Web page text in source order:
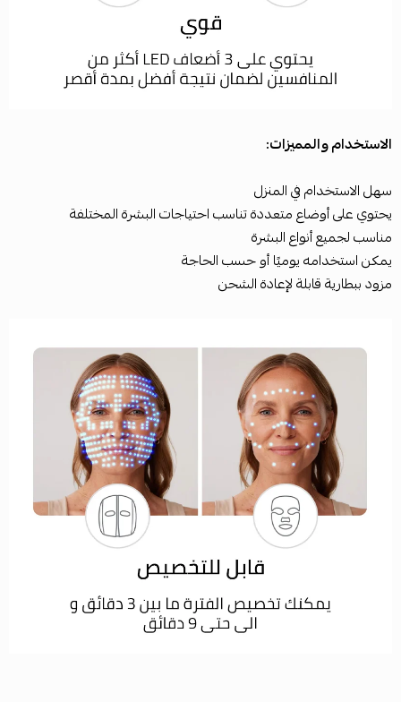
الاستخدام والمميزات:
سهل الاستخدام في المنزل
يحتوي على أوضاع متعددة تناسب احتياجات البشرة المختلفة
مناسب لجميع أنواع البشرة
يمكن استخدامه يوميًا أو حسب الحاجة
مزود ببطارية قابلة لإعادة الشحن